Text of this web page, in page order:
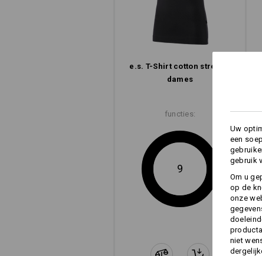
e.s. T-Shirt cotton stretch,
dames
functies:
9
Uw
een
gebruik
Om u
op de
onze
niet